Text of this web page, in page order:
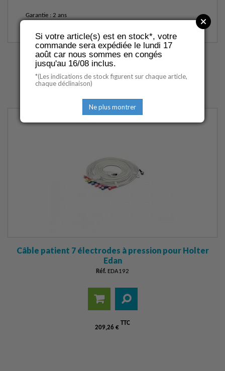
Garantie : 2 ans
ACCESSOIRES OU
OPTIONS DISPONIBLES
Câble patient 7 électrodes à pression pour Holter
Edan
Réf. EDA192
209,26 €
TTC
Si votre article(s) est en stock*, votre
commande sera expédiée le lundi 17
août car nous sommes en congés
jusqu'au 16/08 inclus.
*(Les indications de stock figurent sur chaque article,
chaque déclinaison)
Ne plus montrer